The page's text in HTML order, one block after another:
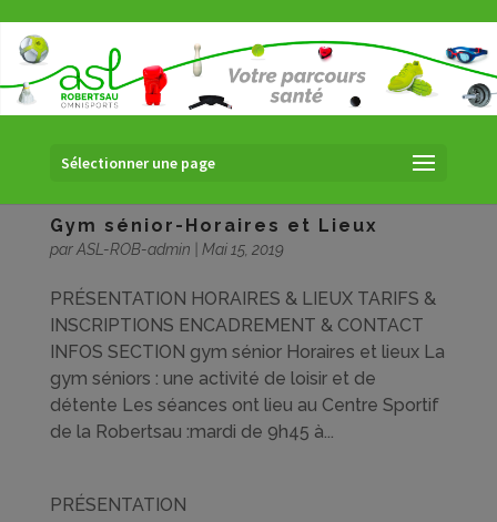
Sélectionner une page
Gym sénior-Horaires et Lieux
parASL-ROB-admin Mai 15, 2019
PRÉSENTATION HORAIRES & LIEUX TARIFS &
INSCRIPTIONS ENCADREMENT & CONTACT
INFOS SECTION gym sénior Horaires et lieux La
gym séniors : une activité de loisir et de
détente Les séances ont lieu au Centre Sportif
de la Robertsau :mardi de 9h45 à...
PRÉSENTATION